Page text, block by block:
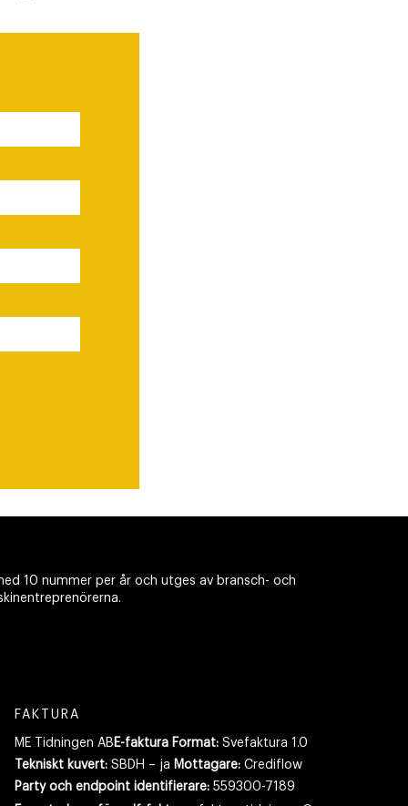
10 nummer per år och utges av bransch- och
FAKTURA
ME Tidningen AB E-faktura Format:Svefaktura 1.0
Tekniskt kuvert:SBDH – ja Mottagare:Crediflow
Party och endpoint identifierare:559300-7189